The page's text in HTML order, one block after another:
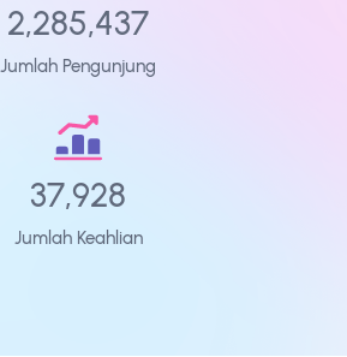
2,285,437
Jumlah Pengunjung
37,928
Jumlah Keahlian